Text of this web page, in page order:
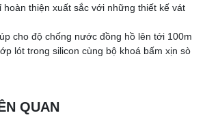
hoàn thiện xuất sắc với những thiết kế vát
cho độ chống nước đồng hồ lên tới 100m
lót trong silicon cùng bộ khoá bấm xịn sò
QUAN